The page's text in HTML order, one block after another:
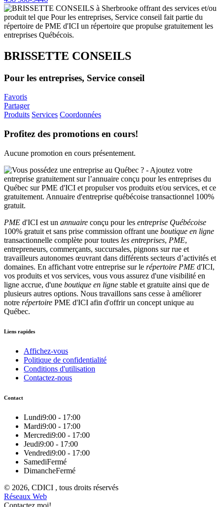
BRISSETTE CONSEILS
Pour les entreprises, Service conseil
Favoris
Partager
Produits Services Coordonnées
Profitez des promotions en cours!
Aucune promotion en cours présentement.
PME d'ICI est un annuaire conçu pour les entreprise Québécoise
100% gratuit et sans prise commission offrant une boutique en ligne
transactionnelle complète pour toutes les entreprises, PME,
entrepreneurs, commerçants, succursales, pignons sur rue et
travailleurs autonomes œuvrant dans différents secteurs d’activités et
domaines. En affichant votre entreprise sur le répertoire PME d'ICI,
vos produits et vos services, vous vous assurez d'une visibilité en
ligne accrue, d'une boutique en ligne stable et gratuite ainsi que de
plusieurs autres options. Nous travaillons sans cesse à améliorer
notre répertoire PME d'ICI afin d'offrir un concept unique au
Québec.
Liens rapides
Affichez-vous
Politique de confidentialité
Conditions d'utilisation
Contactez-nous
Contact
Lundi9:00 - 17:00
Mardi9:00 - 17:00
Mercredi9:00 - 17:00
Jeudi9:00 - 17:00
Vendredi9:00 - 17:00
SamediFermé
DimancheFermé
© 2026, CDICI , tous droits réservés
Réseaux Web
Contactez moi!